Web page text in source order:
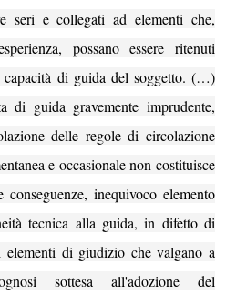
seri e collegati ad elementi che,
possano essere ritenuti
capacità di guida del soggetto. (…)
guida gravemente imprudente,
delle regole di circolazione
e occasionale non costituisce
inequivoco elemento
tecnica alla guida, in difetto di
di giudizio che valgano a
sottesa all'adozione del